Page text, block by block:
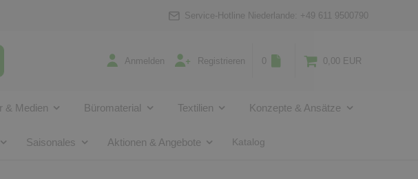
Service-Hotline Niederlande: +49 611 9500790
Anmelden Registrieren 0 0,00 EUR
& Medien Büromaterial Textilien Konzepte & Ansätze
Saisonales Aktionen & Angebote Katalog